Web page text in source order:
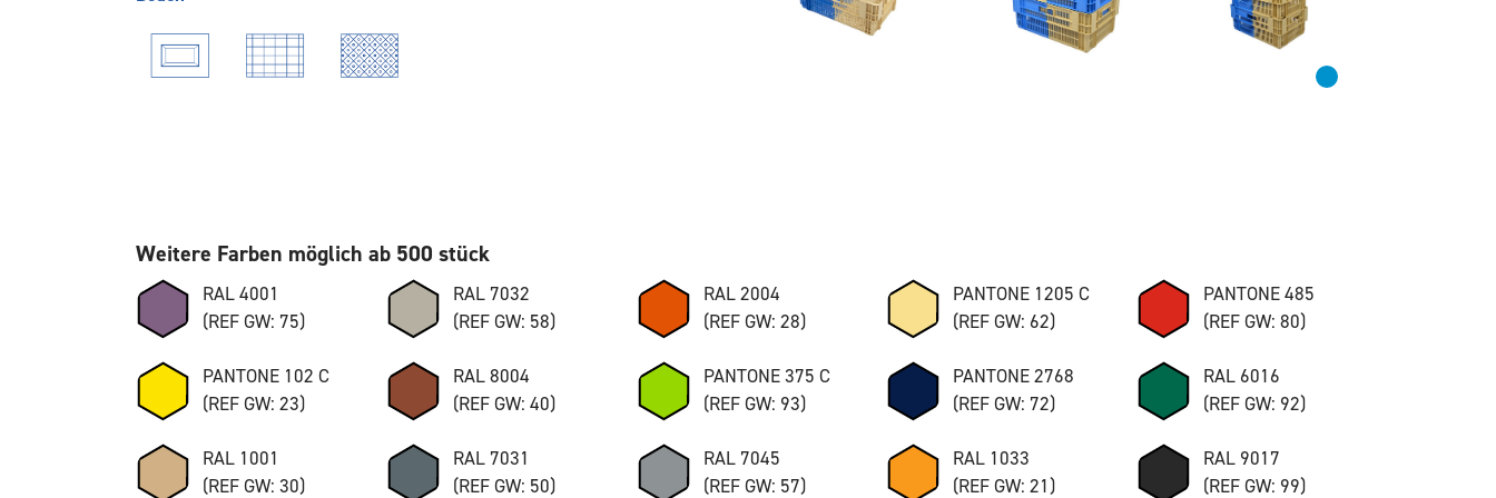
Weitere Farben möglich ab 500 stück
RAL 4001
(REF GW: 75)
RAL 7032
(REF GW: 58)
RAL 2004
(REF GW: 28)
PANTONE 1205 C
(REF GW: 62)
PANTONE 485
(REF GW: 80)
PANTONE 102 C
(REF GW: 23)
RAL 8004
(REF GW: 40)
PANTONE 375 C
(REF GW: 93)
PANTONE 2768
(REF GW: 72)
RAL 6016
(REF GW: 92)
RAL 1001
(REF GW: 30)
RAL 7031
(REF GW: 50)
RAL 7045
(REF GW: 57)
RAL 1033
(REF GW: 21)
RAL 9017
(REF GW: 99)